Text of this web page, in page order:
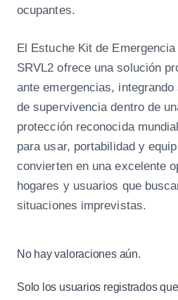
ocupantes.
El Estuche Kit de
SRVL2 ofrece una solución
ante emergencias,
de supervivencia dentro de
protección reconocida
para usar, portabilidad y
convierten en una excelente
hogares y usuarios que
situaciones imprevistas.
No hay valoraciones aún.
Solo los usuarios registrados